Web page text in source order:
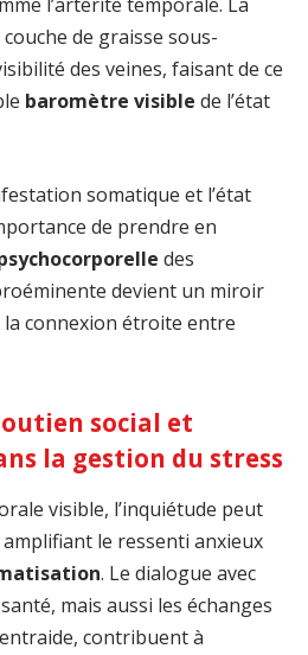
de graisse sous-
des veines, faisant de ce
baromètre visible de l’état
somatique et l’état
de prendre en
des
devient un miroir
connexion étroite entre
social et
la gestion du stress
visible, l’inquiétude peut
le ressenti anxieux
. Le dialogue avec
mais aussi les échanges
contribuent à